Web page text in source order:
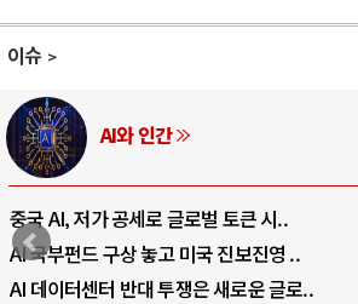
이슈
AI와 인간
중국 AI, 저가 공세로 글로벌 토큰 시..
AI 국부펀드 구상 놓고 미국 진보진영 ..
AI 데이터센터 반대 투쟁은 새로운 글로..